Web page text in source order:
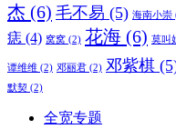
杰 (6) 毛不易 (5) 海南小崇
痣 (4) 窝窝 (2) 花海 (6) 莫叫
谭维维 (2) 邓丽君 (2) 邓紫棋
默契 (2)
全宽专题